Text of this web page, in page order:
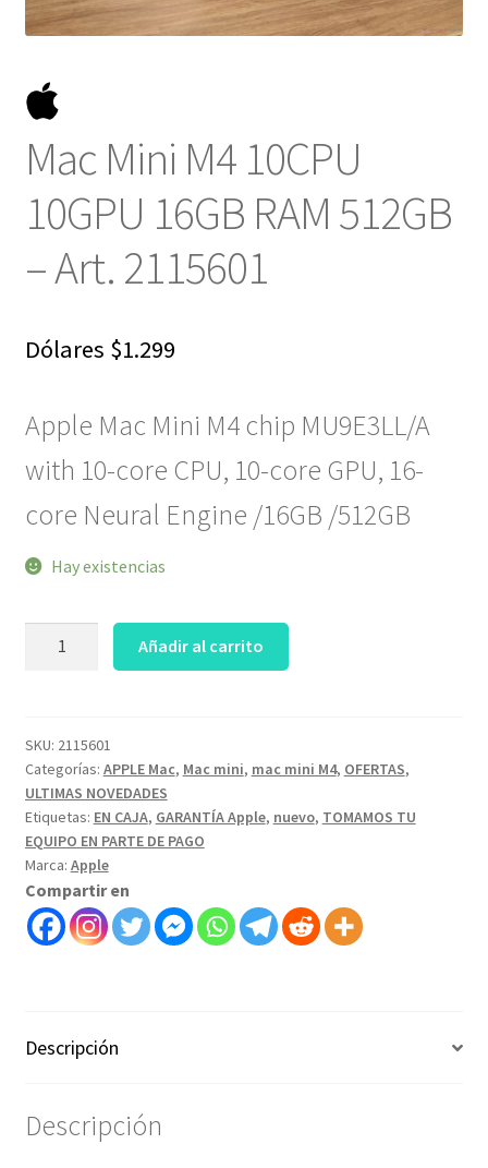
Mac Mini M4 10CPU
10GPU 16GB RAM 512GB
– Art. 2115601
Dólares $1.299
Apple Mac Mini M4 chip MU9E3LL/A
with 10-core CPU, 10-core GPU, 16-
core Neural Engine /16GB /512GB
Hay existencias
10GPU
16GB
RAM
512GB
-
2115601
cantidad
Añadir al carrito
SKU: 2115601
Categorías: APPLE Mac, Mac mini, mac mini M4, OFERTAS,
ULTIMAS NOVEDADES
Etiquetas: EN CAJA, GARANTÍA Apple, nuevo, TOMAMOS TU
EQUIPO EN PARTE DE PAGO
Marca: Apple
Compartir en
Descripción
Descripción